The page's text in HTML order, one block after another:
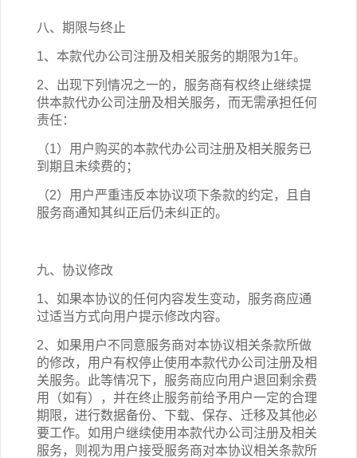
八、期限与终止
1、本款代办公司注册及相关服务的期限为1年。
2、出现下列情况之一的，服务商有权终止继续提
供本款代办公司注册及相关服务，而无需承担任何
责任：
（1）用户购买的本款代办公司注册及相关服务已
到期且未续费的；
（2）用户严重违反本协议项下条款的约定，且自
服务商通知其纠正后仍未纠正的。
九、协议修改
1、如果本协议的任何内容发生变动，服务商应通
过适当方式向用户提示修改内容。
2、如果用户不同意服务商对本协议相关条款所做
的修改，用户有权停止使用本款代办公司注册及相
关服务。此等情况下，服务商应向用户退回剩余费
用（如有），并在终止服务前给予用户一定的合理
期限，进行数据备份、下载、保存、迁移及其他必
要工作。如用户继续使用本款代办公司注册及相关
服务，则视为用户接受服务商对本协议相关条款所